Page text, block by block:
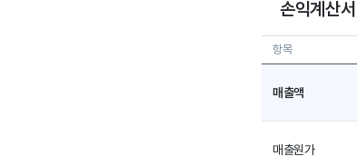
손익계산서
항목
매출액
매출원가